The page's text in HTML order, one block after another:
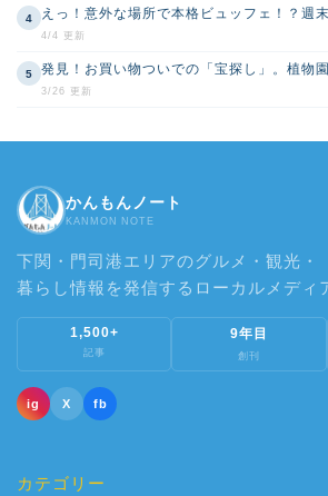
4 えっ！意外な場所で本格ビュッフェ！？週
4/4 更新
5 発見！お買い物ついでの「宝探し」。植物
3/26 更新
かんもんノート
KANMON NOTE
下関・門司港エリアのグルメ・観光・
暮らし情報を発信するローカルメディ
1,500+
記事
9年目
創刊
ig X fb
カテゴリー